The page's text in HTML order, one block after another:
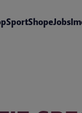
SportShopeJobs